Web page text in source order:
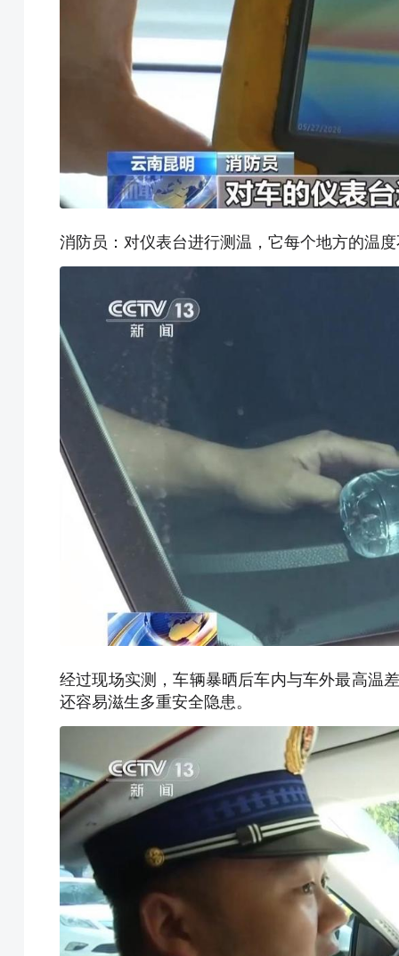
消防员：对仪表台进行测温，它每个地方的温
经过现场实测，车辆暴晒后车内与车外最高
还容易滋生多重安全隐患。